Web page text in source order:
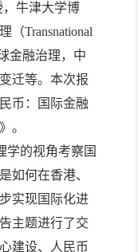
牛津大学博
（Transnational
金融治理，中
迁等。本次报
币：国际金融
。
的视角考察国
如何在香港、
实现国际化进
主题进行了交
建设、人民币